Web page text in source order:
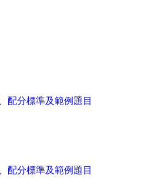
配分標準及範例題目
配分標準及範例題目